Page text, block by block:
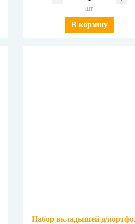
шт
В корзину
Набор вкладышей д/